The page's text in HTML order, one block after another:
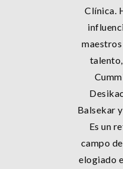
Clínica.
Balsekar y
Es un
campo
elogiado